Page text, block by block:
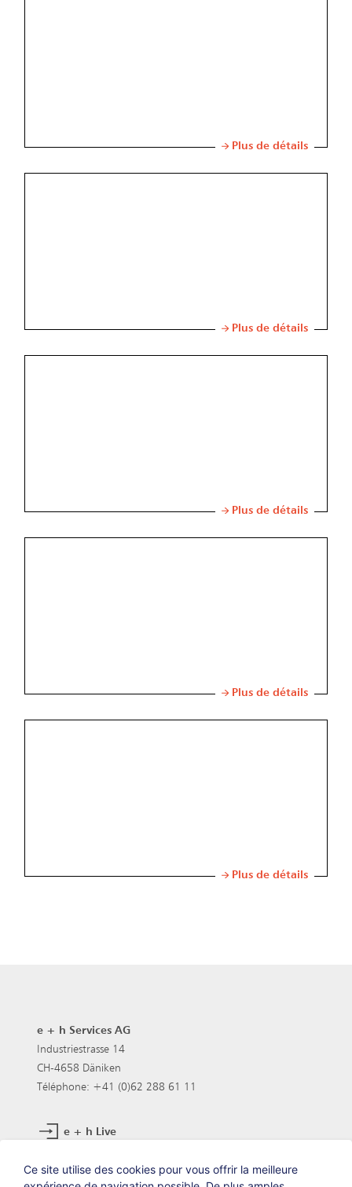
Plus de détails
Plus de détails
Plus de détails
Plus de détails
Plus de détails
e + h Services AG
Industriestrasse 14
CH-4658 Däniken
Téléphone: +41 (0)62 288 61 11
e + h Live
Ce site utilise des cookies pour vous offrir la meilleure